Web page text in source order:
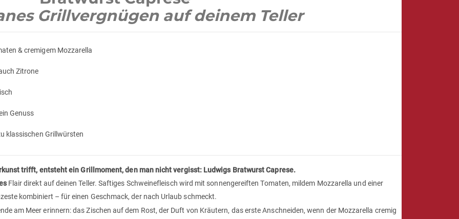
Grillvergnügen auf deinem Teller
& cremigem Mozzarella
Zitrone
Genuss
klassischen Grillwürsten
trifft, entsteht ein Grillmoment, den man nicht vergisst: Ludwigs Bratwurst Caprese.
Flair direkt auf deinen Teller. Saftiges Schweinefleisch wird mit sonnengereiften Tomaten, mildem Mozzarella und einer
kombiniert – für einen Geschmack, der nach Urlaub schmeckt.
am Meer erinnern: das Zischen auf dem Rost, der Duft von Kräutern, das erste Anschneiden, wenn der Mozzarella cremig